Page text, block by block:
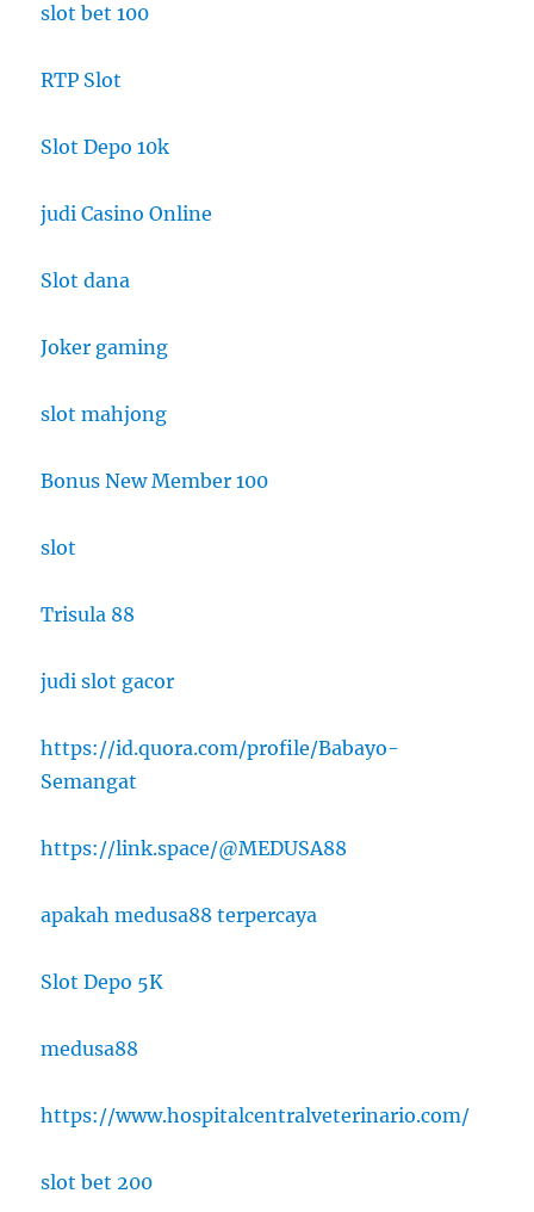
slot bet 100
RTP Slot
Slot Depo 10k
judi Casino Online
Slot dana
Joker gaming
slot mahjong
Bonus New Member 100
slot
Trisula 88
judi slot gacor
https://id.quora.com/profile/Babayo-
Semangat
https://link.space/@MEDUSA88
apakah medusa88 terpercaya
Slot Depo 5K
medusa88
https://www.hospitalcentralveterinario.com/
slot bet 200